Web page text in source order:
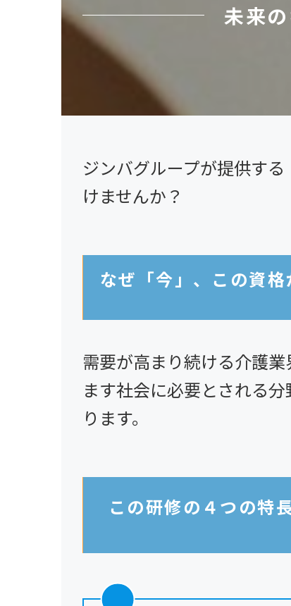
未来
ジンバグループが提供す
けませんか？
なぜ「今」、この資
需要が高まり続ける介護
ます社会に必要とされる
ります。
この研修の４つの特